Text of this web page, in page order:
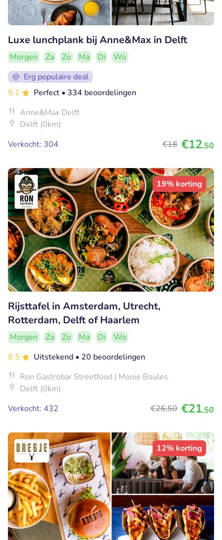
Luxe lunchplank bij Anne&Max in Delft
Morgen Za Zo Ma Di
Wo
Erg populaire deal
9.1
Perfect • 334 beoordelingen
Anne&Max Delft
Delft (0km)
Verkocht: 304
€18 €12,50
19% korting
Rijsttafel in Amsterdam, Utrecht,
Rotterdam, Delft of Haarlem
Morgen Za Zo Ma Di
Wo
8.5
Uitstekend • 20 beoordelingen
Ron Gastrobar Streetfood | Mooie Boules
Delft (0km)
Verkocht: 432
€26,50 €21,50
12% korting